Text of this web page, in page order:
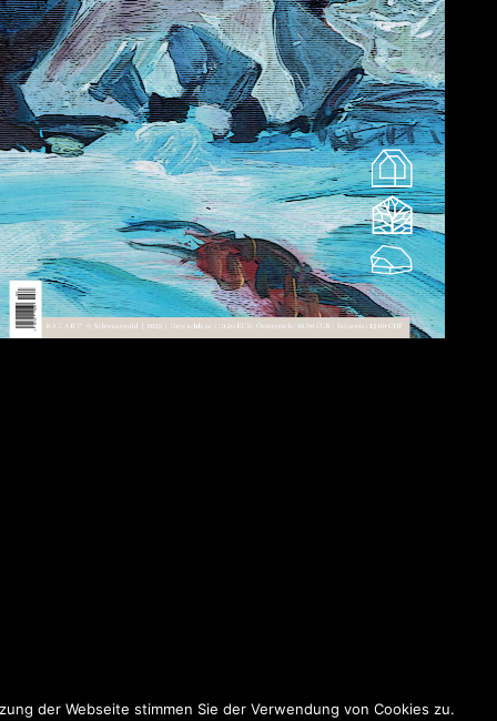
der Webseite stimmen Sie der Verwendung von Cookies zu.